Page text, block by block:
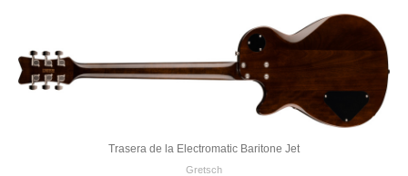
Trasera de la Electromatic Baritone Jet
Gretsch